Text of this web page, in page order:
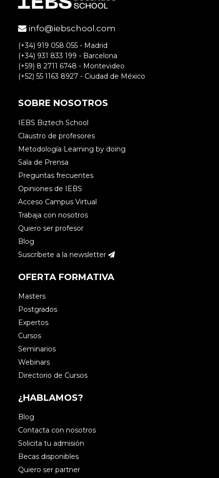
info@iebschool.com
(+34) 919 058 055 - Madrid
(+34) 931 833 199 - Barcelona
(+59) 8 2711 6748 - Montevideo
(+52) 55 1163 8927 - Ciudad de México
SOBRE NOSOTROS
IEBS Biztech School
Claustro de profesores
Metodología Learning by doing
Sala de Prensa
Preguntas frecuentes
Opiniones de IEBS
Acceso Campus Virtual
Trabaja con nosotros
Quiero ser profesor
Blog
Suscríbete a la newsletter
OFERTA FORMATIVA
Masters
Postgrados
Expertos
Cursos
Seminarios
Webinars
Directorio de Cursos
¿HABLAMOS?
Blog
Contacta con nosotros
Solicita tu admisión
Becas disponibles
Quiero ser partner